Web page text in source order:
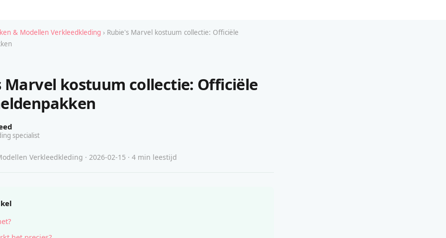
& Modellen Verkleedkleding › Rubie's Marvel kostuum collectie: Officiële
Marvel kostuum collectie: Officiële
specialist
Verkleedkleding · 2026-02-15 · 4 min leestijd